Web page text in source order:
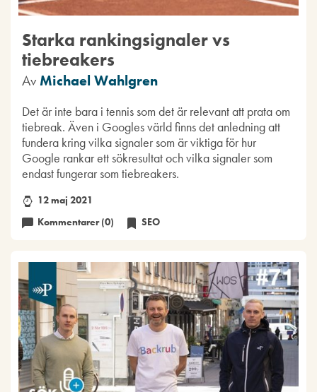
Starka rankingsignaler vs
tiebreakers
Av Michael Wahlgren
Det är inte bara i tennis som det är relevant att prata om
tiebreak. Även i Googles värld finns det anledning att
fundera kring vilka signaler som är viktiga för hur
Google rankar ett sökresultat och vilka signaler som
endast fungerar som tiebreakers.
12 maj 2021
Kommentarer (0)
SEO